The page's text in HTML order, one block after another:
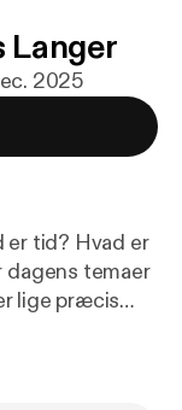
Langer
2025
er tid? Hvad er
temaer
lige præcis
søger svar,